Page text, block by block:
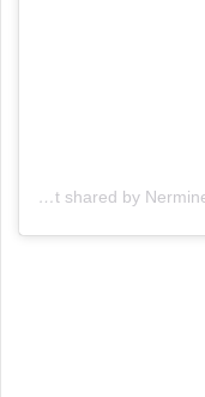
A post shared by Nermineelfiky Official Page (@nermine_elfeky)